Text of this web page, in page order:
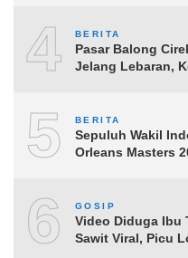
4 BERITA
Pasar Balong
Jelang Lebaran,
5 BERITA
Sepuluh Wakil
Orleans Masters
6 GOSIP
Video Diduga Ibu
Sawit Viral, Picu